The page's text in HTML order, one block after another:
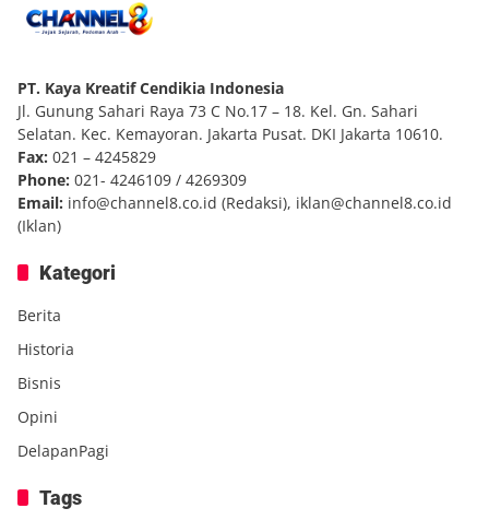
PT. Kaya Kreatif Cendikia Indonesia
Jl. Gunung Sahari Raya 73 C No.17 – 18. Kel. Gn. Sahari
Selatan. Kec. Kemayoran. Jakarta Pusat. DKI Jakarta 10610.
Fax: 021 – 4245829
Phone: 021- 4246109 / 4269309
Email: info@channel8.co.id (Redaksi), iklan@channel8.co.id
(Iklan)
Kategori
Berita
Historia
Bisnis
Opini
DelapanPagi
Tags